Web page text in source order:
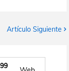
Artículo Siguiente